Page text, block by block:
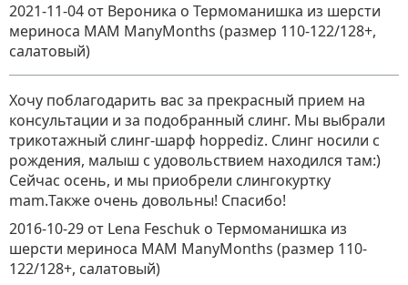
2021-11-04 от Вероника о Термоманишка из шерсти
мериноса MAM ManyMonths (размер 110-122/128+,
салатовый)
Хочу поблагодарить вас за прекрасный прием на
консультации и за подобранный слинг. Мы выбрали
трикотажный слинг-шарф hoppediz. Слинг носили с
рождения, малыш с удовольствием находился там:)
Сейчас осень, и мы приобрели слингокуртку
mam.Также очень довольны! Спасибо!
2016-10-29 от Lena Feschuk о Термоманишка из
шерсти мериноса MAM ManyMonths (размер 110-
122/128+, салатовый)